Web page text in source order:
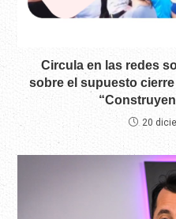
Circula en las redes
sobre el supuesto
20